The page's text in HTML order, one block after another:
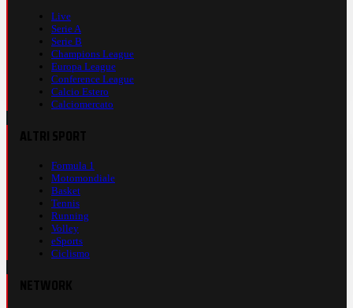
Live
Serie A
Serie B
Champions League
Europa League
Conference League
Calcio Estero
Calciomercato
Formula 1
Motomondiale
Basket
Tennis
Running
Volley
eSports
Ciclismo